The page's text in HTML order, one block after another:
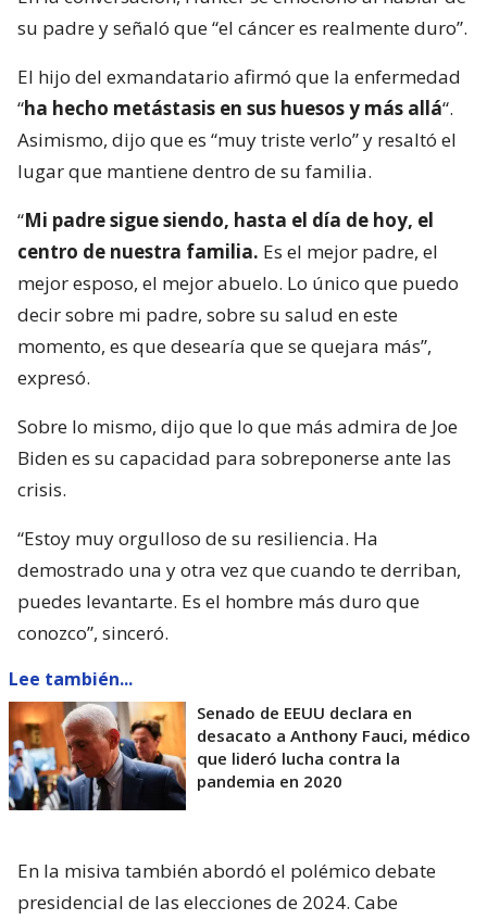
su padre y señaló que “el cáncer es realmente duro”.
El hijo del exmandatario afirmó que la enfermedad
“ha hecho metástasis en sus huesos y más allá“.
Asimismo, dijo que es “muy triste verlo” y resaltó el
lugar que mantiene dentro de su familia.
“Mi padre sigue siendo, hasta el día de hoy, el
centro de nuestra familia. Es el mejor padre, el
mejor esposo, el mejor abuelo. Lo único que puedo
decir sobre mi padre, sobre su salud en este
momento, es que desearía que se quejara más”,
expresó.
Sobre lo mismo, dijo que lo que más admira de Joe
Biden es su capacidad para sobreponerse ante las
crisis.
“Estoy muy orgulloso de su resiliencia. Ha
demostrado una y otra vez que cuando te derriban,
puedes levantarte. Es el hombre más duro que
conozco”, sinceró.
Lee también...
Senado de EEUU declara en
desacato a Anthony Fauci, médico
que lideró lucha contra la
pandemia en 2020
En la misiva también abordó el polémico debate
presidencial de las elecciones de 2024. Cabe